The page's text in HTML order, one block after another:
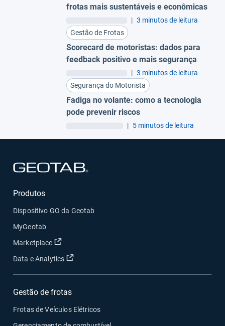
frotas mais sustentáveis e econômicas
| 3 minutos de leitura
Gestão de Frotas
Scorecard de motoristas: dados para
feedback positivo e mais segurança
| 3 minutos de leitura
Segurança do Motorista
Fadiga no volante: como a tecnologia
pode prevenir riscos
| 5 minutos de leitura
Produtos
Dispositivo GO da Geotab
MyGeotab
Marketplace
Abrir em uma nova janela
Data e Analytics Abrir em uma nova janela
Gestão de frotas
Frotas de Veículos Elétricos